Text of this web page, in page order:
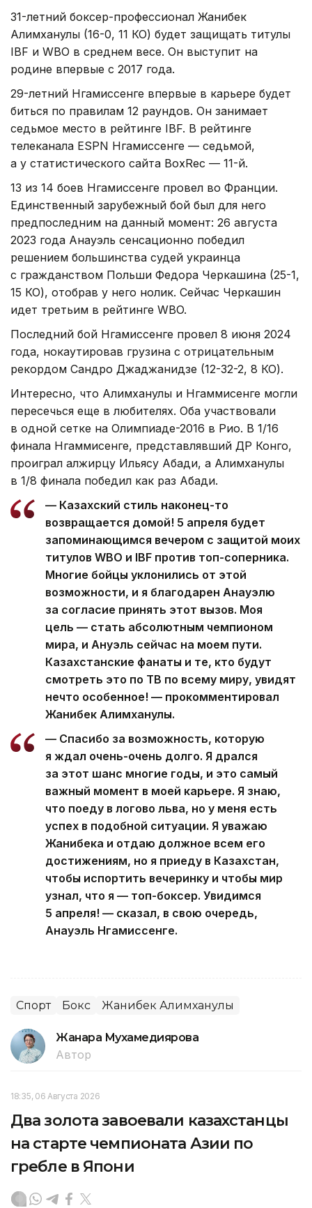
31-летний боксер-профессионал Жанибек
Алимханулы (16-0, 11 КО) будет защищать титулы
IBF и WBO в среднем весе. Он выступит на
родине впервые с 2017 года.
29-летний Нгамиссенге впервые в карьере будет
биться по правилам 12 раундов. Он занимает
седьмое место в рейтинге IBF. В рейтинге
телеканала ESPN Нгамиссенге — седьмой,
а у статистического сайта BoxRec — 11-й.
13 из 14 боев Нгамиссенге провел во Франции.
Единственный зарубежный бой был для него
предпоследним на данный момент: 26 августа
2023 года Анауэль сенсационно победил
решением большинства судей украинца
с гражданством Польши Федора Черкашина (25-1,
15 КО), отобрав у него нолик. Сейчас Черкашин
идет третьим в рейтинге WBO.
Последний бой Нгамиссенге провел 8 июня 2024
года, нокаутировав грузина с отрицательным
рекордом Сандро Джаджанидзе (12-32-2, 8 КО).
Интересно, что Алимханулы и Нгаммисенге могли
пересечься еще в любителях. Оба участвовали
в одной сетке на Олимпиаде-2016 в Рио. В 1/16
финала Нгаммисенге, представлявший ДР Конго,
проиграл алжирцу Ильясу Абади, а Алимханулы
в 1/8 финала победил как раз Абади.
— Казахский стиль наконец-то
возвращается домой! 5 апреля будет
запоминающимся вечером с защитой моих
титулов WBO и IBF против топ-соперника.
Многие бойцы уклонились от этой
возможности, и я благодарен Анауэлю
за согласие принять этот вызов. Моя
цель — стать абсолютным чемпионом
мира, и Ануэль сейчас на моем пути.
Казахстанские фанаты и те, кто будут
смотреть это по ТВ по всему миру, увидят
нечто особенное! — прокомментировал
Жанибек Алимханулы.
— Спасибо за возможность, которую
я ждал очень-очень долго. Я дрался
за этот шанс многие годы, и это самый
важный момент в моей карьере. Я знаю,
что поеду в логово льва, но у меня есть
успех в подобной ситуации. Я уважаю
Жанибека и отдаю должное всем его
достижениям, но я приеду в Казахстан,
чтобы испортить вечеринку и чтобы мир
узнал, что я — топ-боксер. Увидимся
5 апреля! — сказал, в свою очередь,
Анауэль Нгамиссенге.
Спорт Бокс Жанибек Алимханулы
Жанара Мухамедиярова
Автор
18:35, 06 Августа 2026
Два золота завоевали казахстанцы
на старте чемпионата Азии по
гребле в Япони